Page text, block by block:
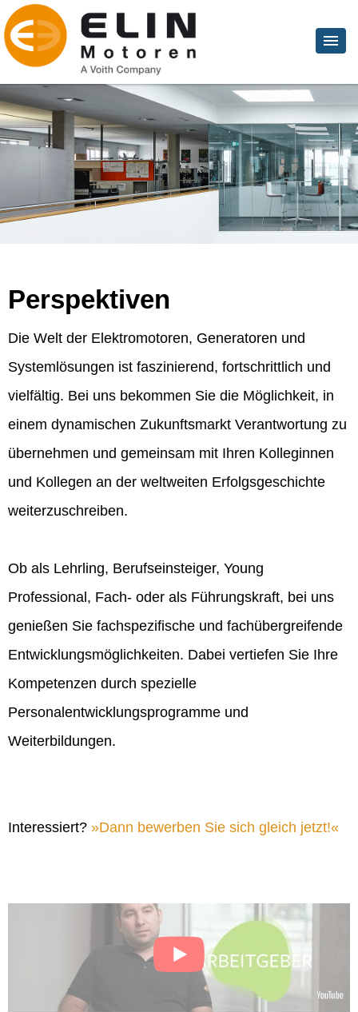
Perspektiven
Die Welt der Elektromotoren, Generatoren und
Systemlösungen ist faszinierend, fortschrittlich und
vielfältig. Bei uns bekommen Sie die Möglichkeit, in
einem dynamischen Zukunftsmarkt Verantwortung zu
übernehmen und gemeinsam mit Ihren Kolleginnen
und Kollegen an der weltweiten Erfolgsgeschichte
weiterzuschreiben.
Ob als Lehrling, Berufseinsteiger, Young
Professional, Fach- oder als Führungskraft, bei uns
genießen Sie fachspezifische und fachübergreifende
Entwicklungsmöglichkeiten. Dabei vertiefen Sie Ihre
Kompetenzen durch spezielle
Personalentwicklungsprogramme und
Weiterbildungen.
Interessiert? Dann bewerben Sie sich gleich jetzt!